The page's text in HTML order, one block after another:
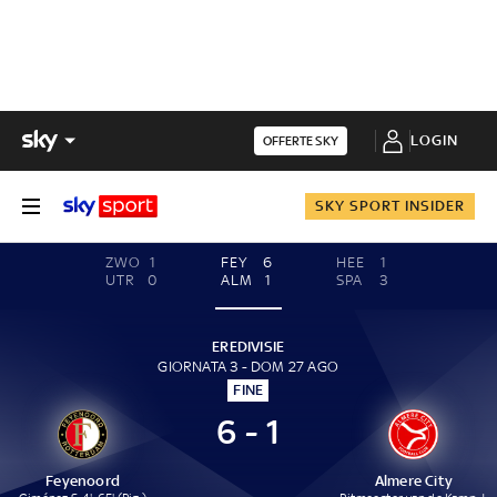
OFFERTE SKY LOGIN
SKY SPORT INSIDER
ZWO
1
UTR
0
FEY
6
ALM
1
HEE
1
SPA
3
EREDIVISIE
GIORNATA 3 - DOM 27 AGO
FINE
Feyenoord
6 - 1
Almere City